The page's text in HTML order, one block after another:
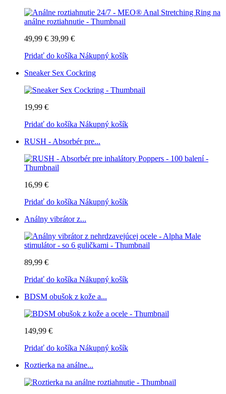
49,99 € 39,99 €
Pridať do košíka Nákupný košík
Sneaker Sex Cockring
19,99 €
Pridať do košíka Nákupný košík
RUSH - Absorbér pre...
16,99 €
Pridať do košíka Nákupný košík
Análny vibrátor z...
89,99 €
Pridať do košíka Nákupný košík
BDSM obušok z kože a...
149,99 €
Pridať do košíka Nákupný košík
Roztierka na análne...